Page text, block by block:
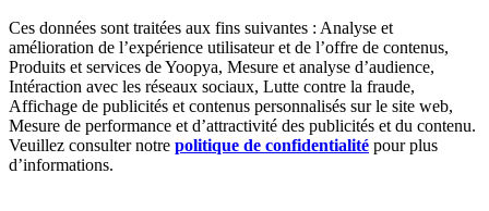
Ces données sont traitées aux fins suivantes : Analyse et
amélioration de l’expérience utilisateur et de l’offre de contenus,
Produits et services de Yoopya, Mesure et analyse d’audience,
Intéraction avec les réseaux sociaux, Lutte contre la fraude,
Affichage de publicités et contenus personnalisés sur le site web,
Mesure de performance et d’attractivité des publicités et du contenu.
Veuillez consulter notre politique de confidentialité pour plus
d’informations.